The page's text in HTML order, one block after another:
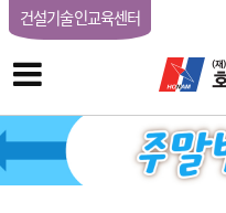
건설기술인교육센터